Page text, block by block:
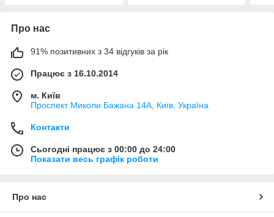
Про нас
91% позитивних з 34 відгуків за рік
Працює з 16.10.2014
м. Київ
Проспект Миколи Бажана 14А, Київ, Україна
Контакти
Сьогодні працює з 00:00 до 24:00
Показати весь графік роботи
Про нас